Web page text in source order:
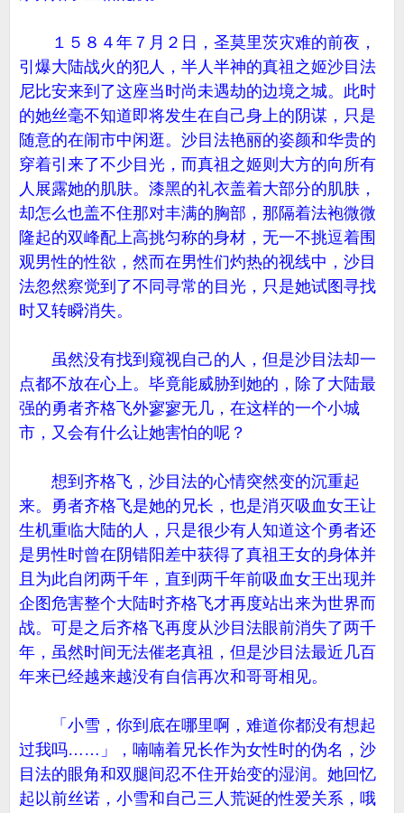
１５８４年７月２日，圣莫里茨灾难的前夜，
引爆大陆战火的犯人，半人半神的真祖之姬沙目法
尼比安来到了这座当时尚未遇劫的边境之城。此时
的她丝毫不知道即将发生在自己身上的阴谋，只是
随意的在闹市中闲逛。沙目法艳丽的姿颜和华贵的
穿着引来了不少目光，而真祖之姬则大方的向所有
人展露她的肌肤。漆黑的礼衣盖着大部分的肌肤，
却怎么也盖不住那对丰满的胸部，那隔着法袍微微
隆起的双峰配上高挑匀称的身材，无一不挑逗着围
观男性的性欲，然而在男性们灼热的视线中，沙目
法忽然察觉到了不同寻常的目光，只是她试图寻找
时又转瞬消失。
虽然没有找到窥视自己的人，但是沙目法却一
点都不放在心上。毕竟能威胁到她的，除了大陆最
强的勇者齐格飞外寥寥无几，在这样的一个小城
市，又会有什么让她害怕的呢？
想到齐格飞，沙目法的心情突然变的沉重起
来。勇者齐格飞是她的兄长，也是消灭吸血女王让
生机重临大陆的人，只是很少有人知道这个勇者还
是男性时曾在阴错阳差中获得了真祖王女的身体并
且为此自闭两千年，直到两千年前吸血女王出现并
企图危害整个大陆时齐格飞才再度站出来为世界而
战。可是之后齐格飞再度从沙目法眼前消失了两千
年，虽然时间无法催老真祖，但是沙目法最近几百
年来已经越来越没有自信再次和哥哥相见。
「小雪，你到底在哪里啊，难道你都没有想起
过我吗……」，喃喃着兄长作为女性时的伪名，沙
目法的眼角和双腿间忍不住开始变的湿润。她回忆
起以前丝诺，小雪和自己三人荒诞的性爱关系，哦